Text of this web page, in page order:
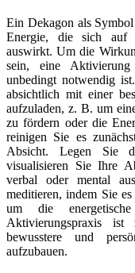
Ein Dekagon als
Energie, die sich auf
auswirkt. Um die
sein, eine
unbedingt notwendig
absichtlich mit einer
aufzuladen, z. B. um
zu fördern oder die
reinigen Sie es
Absicht. Legen Sie
visualisieren Sie Ihre
verbal oder mental
meditieren, indem Sie
um die
Aktivierungspraxis
bewusstere und
aufzubauen.